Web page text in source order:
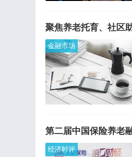
聚焦养老托育、社区
金融市场
第二届中国保险养老
经济时评